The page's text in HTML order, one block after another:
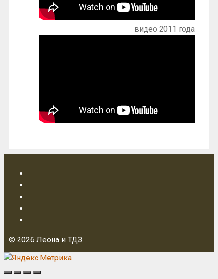
видео 2011 года
© 2026 Леона и ТДЗ